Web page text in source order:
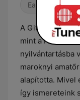
Easy Listening
A Gitta Rádió
mint a Nemzeti
nyilvántartásba
maroknyi
alapította. Mivel
így ismereteink